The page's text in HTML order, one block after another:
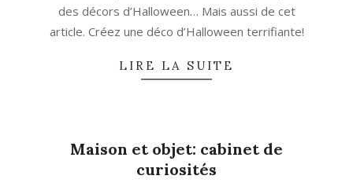
des décors d’Halloween… Mais aussi de cet
article. Créez une déco d’Halloween terrifiante!
LIRE LA SUITE
Maison et objet: cabinet de
curiosités